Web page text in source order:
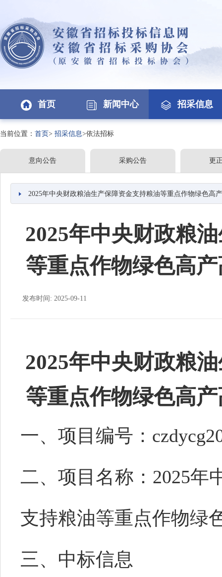
首页 新闻中心 招采信息
当前位置： 首页> 招采信息>依法招标
意向公告 采购公告 更
2025年中央财政粮油生产保障资金支持粮油等重点作物绿色高
2025年中央财政粮
等重点作物绿色高
发布时间: 2025-09-11
2025年中央财政粮
等重点作物绿色高
一、 项目编号：
二、项目名称： 2025年
支持粮油等重点作物绿
三、中标信息